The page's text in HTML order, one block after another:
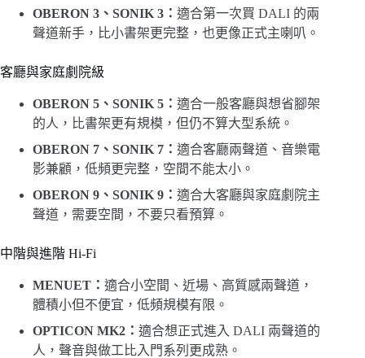
OBERON 3、SONIK 3： 適合第一次買 DALI 的兩
聲道新手，比小書架更完整，也更像正式主喇叭。
客廳與家庭劇院級
OBERON 5、SONIK 5： 適合一般客廳與想省腳架
的人，比書架更有規模，但仍不算大型系統。
OBERON 7、SONIK 7： 適合客廳兩聲道、音樂電
影兼顧，低頻更完整，空間不能太小。
OBERON 9、SONIK 9： 適合大客廳與家庭劇院主
聲道，需要空間，不要只看預算。
中階與進階 Hi-Fi
MENUET： 適合小空間、近場、高質感兩聲道，
體積小但不便宜，低頻規模有限。
OPTICON MK2： 適合想正式進入 DALI 兩聲道的
人，聲音與做工比入門系列更成熟。